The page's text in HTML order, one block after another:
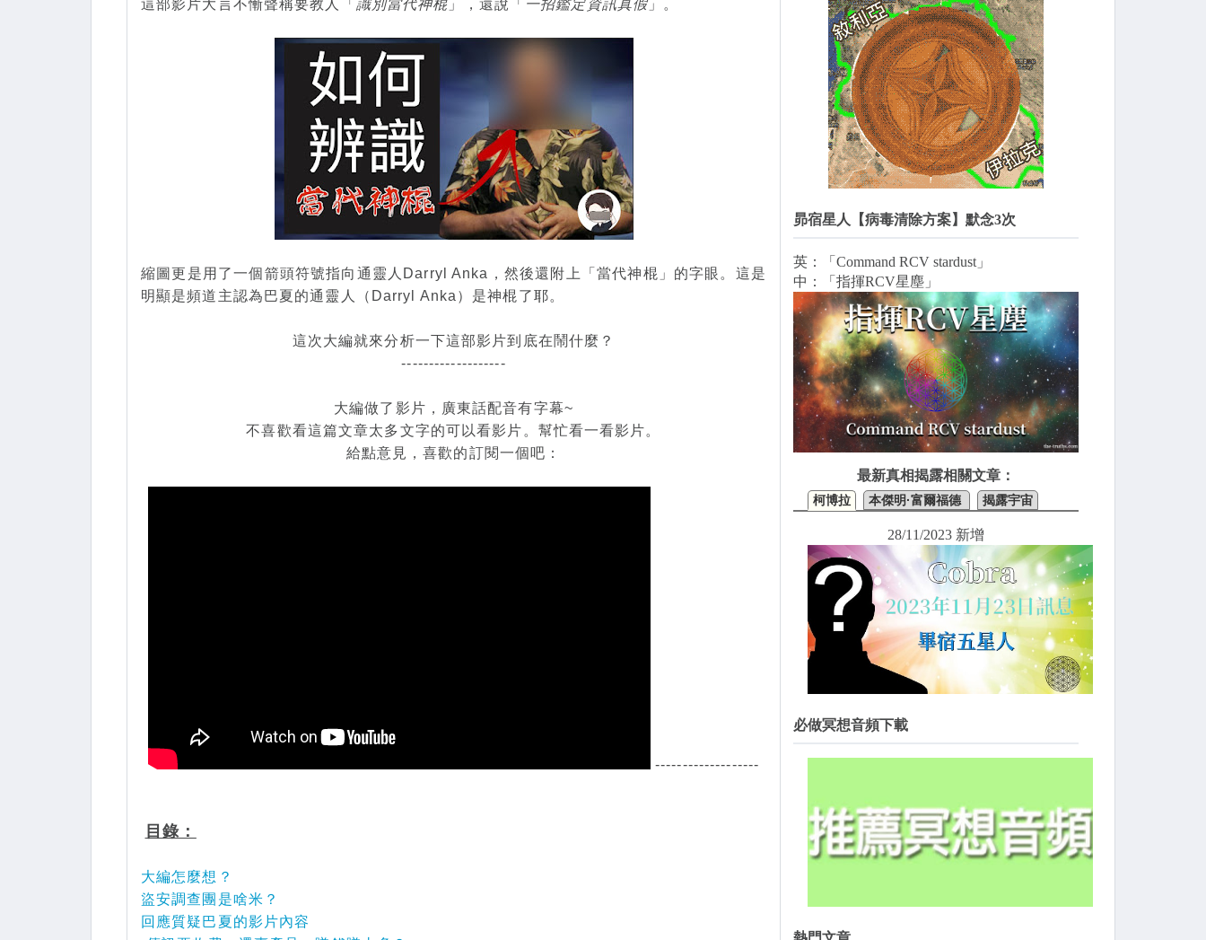
這部影片大言不慚聲稱要教人「 識別當代神棍 」，還說「 一招鑑定資訊真假」。
縮圖更是用了一個箭頭符號指向通靈人Darryl Anka，然後還附上「當代神棍」的字眼。這是
明顯是頻道主認為巴夏的通靈人（Darryl Anka）是神棍了耶。
這次大編就來分析一下這部影片到底在鬧什麼？
-------------------
大編做了影片，廣東話配音有字幕~
不喜歡看這篇文章太多文字的可以看影片。幫忙看一看影片。
給點意見，喜歡的訂閱一個吧：
-------------------
目錄：
大編怎麼想？
盜安調查團是啥米？
回應質疑巴夏的影片內容
昴宿星人【病毒清除方案】默念3次
英：「Command RCV stardust」
中：「指揮RCV星塵」
最新真相揭露相關文章：
柯博拉 本傑明·富爾福德 揭露宇宙
28/11/2023 新增
必做冥想音頻下載